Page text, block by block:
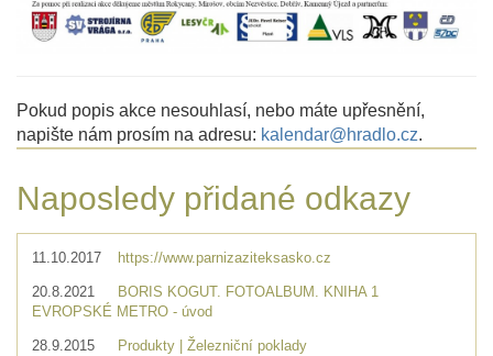
Pokud popis akce nesouhlasí, nebo máte upřesnění,
napište nám prosím na adresu: kalendar@hradlo.cz.
Naposledy přidané odkazy
11.10.2017 https://www.parnizaziteksasko.cz
20.8.2021
BORIS KOGUT. FOTOALBUM. KNIHA 1
EVROPSKÉ METRO - úvod
28.9.2015 Produkty | Železniční poklady